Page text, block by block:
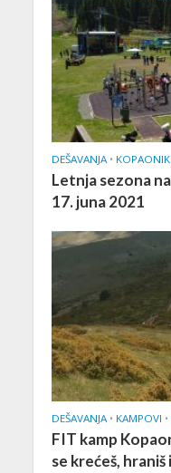
DEŠAVANJA • KOPAONIK
Letnja sezona
17. juna 2021
DEŠAVANJA • KAMPOVI •
FIT kamp
se krećeš, hraniš